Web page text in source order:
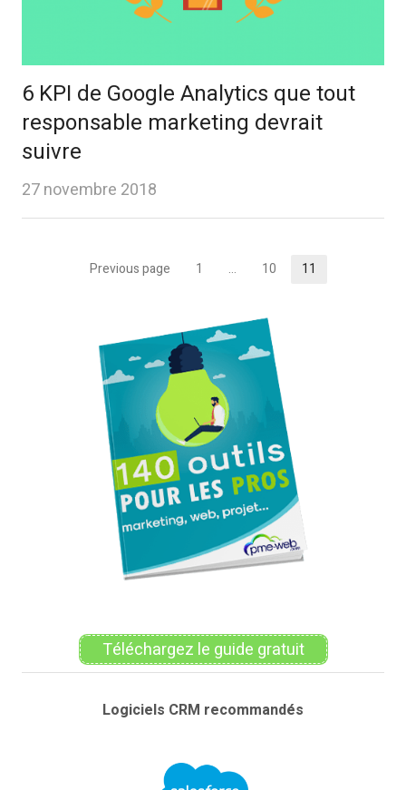
6 KPI de Google Analytics que tout
responsable marketing devrait
suivre
27 novembre 2018
Pagination
publications
Previous page Page
1 … Page
10 11
Téléchargez le guide gratuit
Logiciels CRM recommandés